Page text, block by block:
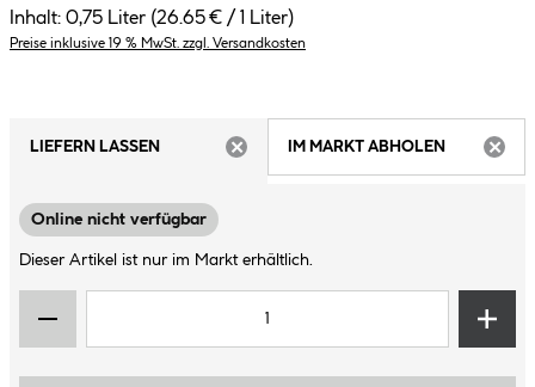
Inhalt: 0,75 Liter (26.65 € / 1 Liter)
Preise inklusive 19 % MwSt. zzgl. Versandkosten
LIEFERN LASSEN
IM MARKT ABHOLEN
Online nicht verfügbar
Dieser Artikel ist nur im Markt erhältlich.